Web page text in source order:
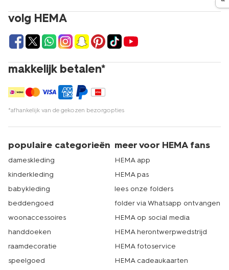
volg HEMA
makkelijk betalen*
*afhankelijk van de gekozen bezorgopties
populaire categorieën
dameskleding
kinderkleding
babykleding
beddengoed
woonaccessoires
handdoeken
raamdecoratie
speelgoed
meer voor HEMA fans
HEMA app
HEMA pas
lees onze folders
folder via Whatsapp ontvangen
HEMA op social media
HEMA herontwerpwedstrijd
HEMA fotoservice
HEMA cadeaukaarten